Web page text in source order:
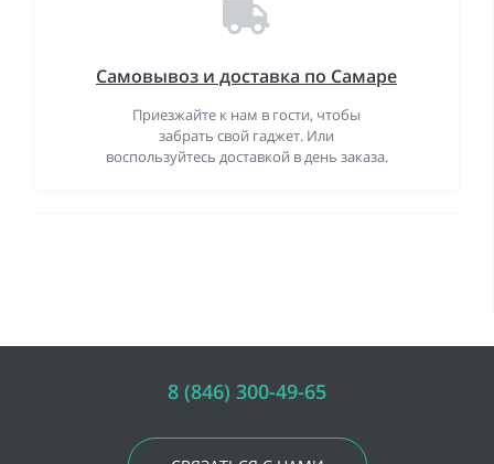
Самовывоз и доставка по Самаре
Приезжайте к нам в гости, чтобы
забрать свой гаджет. Или
воспользуйтесь доставкой в день заказа.
8 (846) 300-49-65